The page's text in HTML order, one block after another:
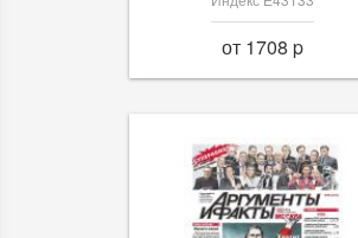
от 1708 p